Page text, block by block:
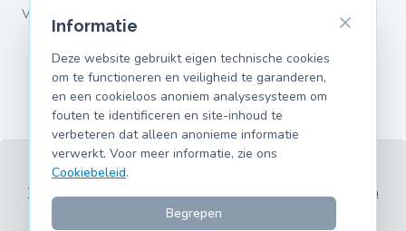
Veren
VoorwaardenPrivacyColofonCookiesOndersteunde modellen
© 2026 hank.parts S. L. - Gemaakt met ❤️ voor auto- en
Informatie
Deze website gebruikt eigen technische cookies
om te functioneren en veiligheid te garanderen,
en een cookieloos anoniem analysesysteem om
fouten te identificeren en site-inhoud te
verbeteren dat alleen anonieme informatie
verwerkt. Voor meer informatie, zie ons
Cookiebeleid.
Begrepen